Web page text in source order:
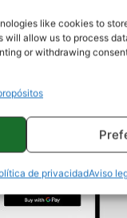
like cookies to
allow us to process
or withdrawing
de privacidadAviso